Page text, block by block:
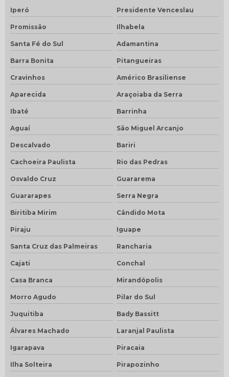
Iperó Presidente Venceslau
Promissão Ilhabela
Santa Fé do Sul Adamantina
Barra Bonita Pitangueiras
Cravinhos Américo Brasiliense
Aparecida Araçoiaba da Serra
Ibaté Barrinha
Aguaí São Miguel Arcanjo
Descalvado Bariri
Cachoeira Paulista Rio das Pedras
Osvaldo Cruz Guararema
Guararapes Serra Negra
Biritiba Mirim Cândido Mota
Piraju Iguape
Santa Cruz das Palmeiras Rancharia
Cajati Conchal
Casa Branca Mirandópolis
Morro Agudo Pilar do Sul
Juquitiba Bady Bassitt
Álvares Machado Laranjal Paulista
Igarapava Piracaia
Ilha Solteira Pirapozinho